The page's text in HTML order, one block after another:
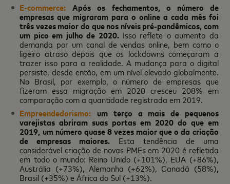
E-commerce:
Após os fechamentos, o número de
empresas que migraram para o online a cada mês foi
três vezes maior do que nos níveis pré-pandêmicos, com
um pico em julho de 2020.Isso reflete o aumento da
demanda por um canal de vendas online, bem como o
ligeiro atraso depois que os lockdowns começaram a
trazer isso para a realidade. A mudança para o digital
persiste, desde então, em um nível elevado globalmente.
No Brasil, por exemplo, o número de empresas que
fizeram essa migração em 2020 cresceu 208% em
comparação com a quantidade registrada em 2019.
Empreendedorismo: um terço a mais de pequenos
varejistas abriram suas portas em 2020 do que em
2019, um número quase 8 vezes maior que o da criação
de empresas maiores. Esta tendência de uma
considerável criação de novas PMEs em 2020 é refletida
em todo o mundo: Reino Unido (+101%), EUA (+86%),
Austrália (+73%), Alemanha (+62%), Canadá (58%),
Brasil (+35%) e África do Sul (+13%).